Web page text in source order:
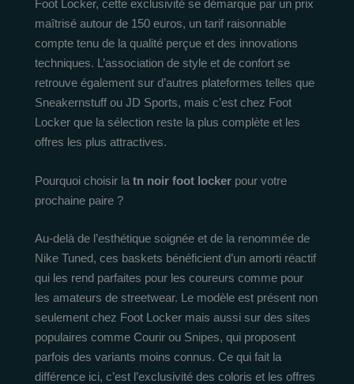
Foot Locker, cette exclusivité se démarque par un prix
maîtrisé autour de 150 euros, un tarif raisonnable
compte tenu de la qualité perçue et des innovations
techniques. L’association de style et de confort se
retrouve également sur d’autres plateformes telles que
Sneakernstuff ou JD Sports, mais c’est chez Foot
Locker que la sélection reste la plus complète et les
offres les plus attractives.
Pourquoi choisir latn noir foot locker pour votre
prochaine paire ?
Au-delà de l’esthétique soignée et de la renommée de
Nike Tuned, ces baskets bénéficient d’un amorti réactif
qui les rend parfaites pour les coureurs comme pour
les amateurs de streetwear. Le modèle est présent non
seulement chez Foot Locker mais aussi sur des sites
populaires comme Courir ou Snipes, qui proposent
parfois des variants moins connus. Ce qui fait la
différence ici, c’est l’exclusivité des coloris et les offres